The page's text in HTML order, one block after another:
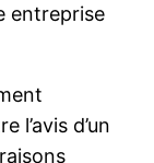
entreprise
l’avis d’un